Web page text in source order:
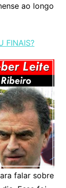
ao longo
FINAIS?
falar sobre